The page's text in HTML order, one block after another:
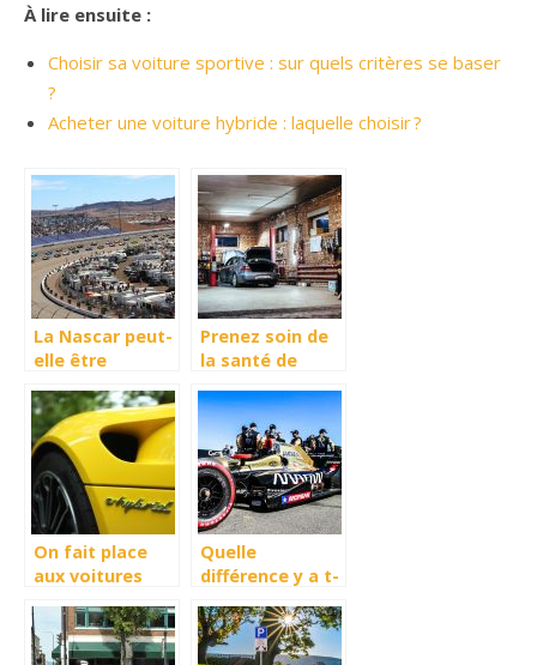
À lire ensuite :
Choisir sa voiture sportive : sur quels critères se baser
?
Acheter une voiture hybride : laquelle choisir ?
La Nascar peut-
elle être
comme un
sport ?
Prenez soin de
la santé de
On fait place
aux voitures
Quelle
différence y a t-
Formule 1 et
l’Indy Car ?